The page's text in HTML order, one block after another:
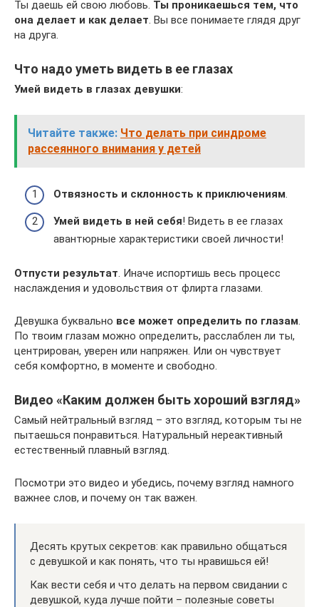
Ты даешь ей свою любовь. Ты проникаешься тем, что
она делает и как делает . Вы все понимаете глядя друг
на друга.
Что надо уметь видеть в ее глазах
Умей видеть в глазах девушки:
Читайте также: Что делать при синдроме
рассеянного внимания у детей
Отвязность и склонность к приключениям.
Умей видеть в ней себя! Видеть в ее глазах
авантюрные характеристики своей личности!
Отпусти результат . Иначе испортишь весь процесс
наслаждения и удовольствия от флирта глазами.
Девушка буквально все может определить по глазам
По твоим глазам можно определить, расслаблен ли ты,
центрирован, уверен или напряжен. Или он чувствует
себя комфортно, в моменте и свободно.
Видео «Каким должен быть хороший взгляд»
Самый нейтральный взгляд – это взгляд, которым ты не
пытаешься понравиться. Натуральный нереактивный
естественный плавный взгляд.
Посмотри это видео и убедись, почему взгляд намного
важнее слов, и почему он так важен.
Десять крутых секретов: как правильно общаться
с девушкой и как понять, что ты нравишься ей!
Как вести себя и что делать на первом свидании с
девушкой, куда лучше пойти – полезные советы